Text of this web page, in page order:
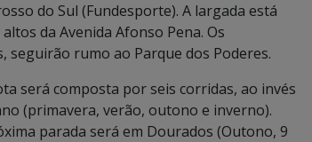
do Sul (Fundesporte). A largada está
da Avenida Afonso Pena. Os
rumo ao Parque dos Poderes.
será composta por seis corridas, ao invés
(primavera, verão, outono e inverno).
parada será em Dourados (Outono, 9